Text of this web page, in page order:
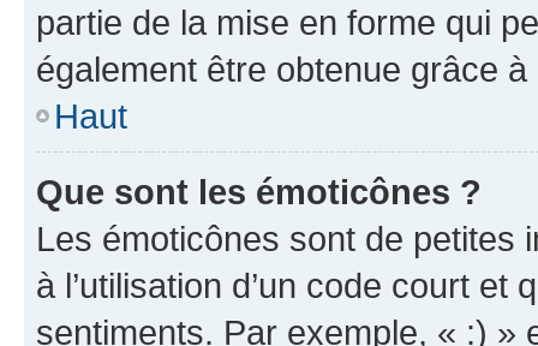
partie de la mise en forme qui
également être obtenue grâce à
Haut
Que sont les émoticônes ?
Les émoticônes sont de petites
à l’utilisation d’un code court et
sentiments. Par exemple, « :) »